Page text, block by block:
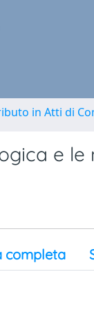
in Atti di
e
completa